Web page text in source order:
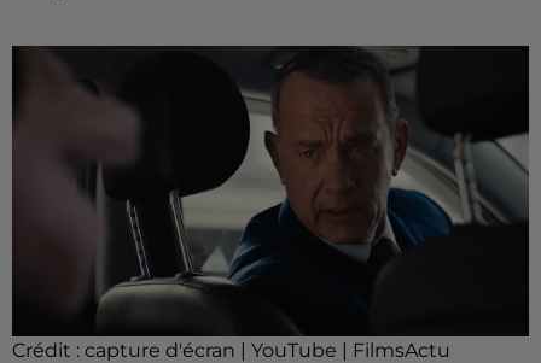
Crédit : capture d'écran | YouTube | FilmsActu